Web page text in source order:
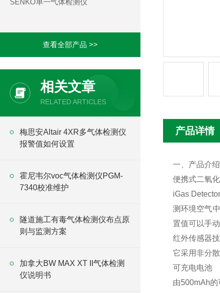
SENKO单一气体检测仪
查看全部产品 >>
相关文章
RELATED ARTICLES
梅思安Altair 4XR多气体检测仪
报警值如何设置
霍尼韦尔voc气体检测仪PGM-
7340校准维护
隧道施工有毒气体检测仪布点原
则与监测方案
加拿大BW MAX XT II气体检测
仪说明书
产品详情
一、产品介绍
便携式二氧
iGas
测环境空气
置值可以手
红外传感器
它采用非分
可充电电池
由500mAh